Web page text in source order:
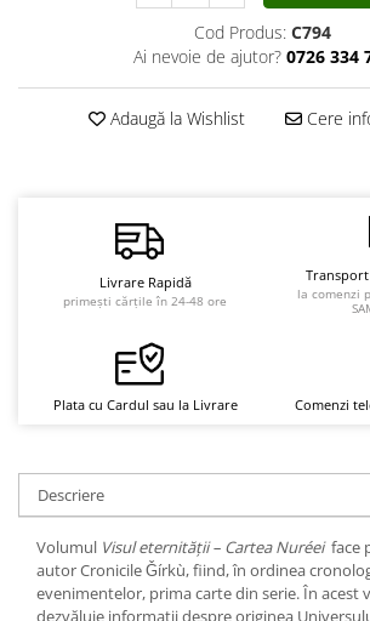
Lumea îngerilor
Seria Masaru Emoto
Vindecare spirituală
Viaţa de după moarte
Supă de pui pentru suflet
Yoga
Spiritualitate şi ştiinţă
Fără categorie
Cunoaștere
Cod Produs: C794
Ai nevoie de ajutor? 0726 334
Adaugă la Wishlist Cere
Livrare Rapidă
primești cărțile în 24-48 ore
la comenzi
Plata cu Cardul sau la Livrare Comenzi
Descriere
Volumul Visul eternității – Cartea Nuréei face
autor Cronicile Ǧírkù, fiind, în ordinea
evenimentelor, prima carte din serie. În acest
dezvăluie informații despre originea